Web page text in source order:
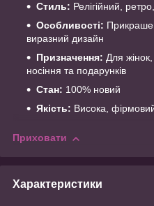
Стиль: Релігійний,
Особливості:
виразний дизайн
Призначення: Для
носіння та подарунків
Стан: 100% новий
Якість: Висока,
Приховати
Характеристики